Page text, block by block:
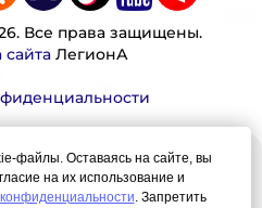
Все права защищены.
сайтаЛегионА
миссия:
файлы. Оставаясь на сайте, вы
на их использование и
. Запретить